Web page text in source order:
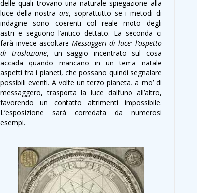
delle quali trovano una naturale spiegazione alla
luce della nostraars, soprattutto se i metodi di
indagine sono coerenti col reale moto degli
astri e seguono l’antico dettato. La seconda ci
farà invece ascoltare Messaggeri di luce: l’aspetto
di traslazione, un saggio incentrato sul cosa
accada quando mancano in un tema natale
aspetti tra i pianeti, che possano quindi segnalare
possibili eventi. A volte un terzo pianeta, a mo’ di
messaggero, trasporta la luce dall’uno all’altro,
favorendo un contatto altrimenti impossibile.
L’esposizione sarà corredata da numerosi
esempi.